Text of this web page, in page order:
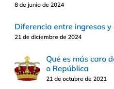
8 de junio de 2024
Diferencia entre ingresos y
21 de diciembre de 2024
Qué es más caro
o República
21 de octubre de 2021